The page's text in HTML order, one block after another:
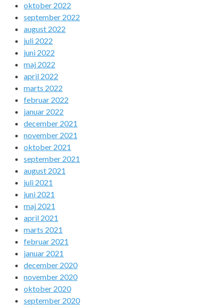
oktober 2022
september 2022
august 2022
juli 2022
juni 2022
maj 2022
april 2022
marts 2022
februar 2022
januar 2022
december 2021
november 2021
oktober 2021
september 2021
august 2021
juli 2021
juni 2021
maj 2021
april 2021
marts 2021
februar 2021
januar 2021
december 2020
november 2020
oktober 2020
september 2020